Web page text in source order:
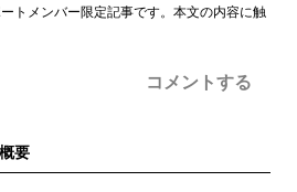
トメンバー限定記事です。本文の内容に触
コメントする
概要